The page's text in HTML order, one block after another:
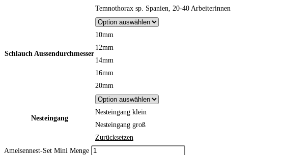
Temnothorax sp. Spanien, 20-40 Arbeiterinnen
Schlauch Aussendurchmesser
10mm
12mm
14mm
16mm
20mm
Nesteingang
Nesteingang klein
Nesteingang groß
Zurücksetzen
Ameisennest-Set Mini Menge